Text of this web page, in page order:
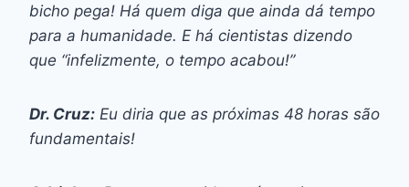
bicho pega! Há quem diga que ainda dá tempo
para a humanidade. E há cientistas dizendo
que “infelizmente, o tempo acabou!”
Dr. Cruz: Eu diria que as próximas 48 horas são
fundamentais!